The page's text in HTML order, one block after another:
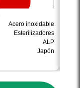
Acero inoxidable
Esterilizadores
ALP
Japón